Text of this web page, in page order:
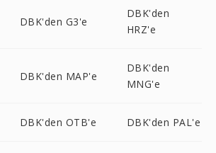
DBK'den G3'e
DBK'den
HRZ'e
DBK'den MAP'e
DBK'den
MNG'e
DBK'den OTB'e DBK'den PAL'e